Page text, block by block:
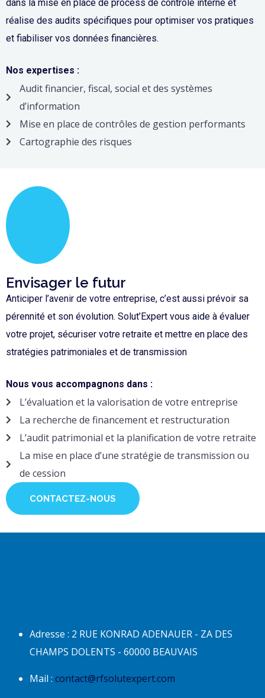
dans la mise en place de process de contrôle interne et
réalise des audits spécifiques pour optimiser vos pratiques
et fiabiliser vos données financières.
Nos expertises :
Audit financier, fiscal, social et des systèmes
d’information
Mise en place de contrôles de gestion performants
Cartographie des risques
Envisager le futur
Anticiper l’avenir de votre entreprise, c’est aussi prévoir sa
pérennité et son évolution. Solut’Expert vous aide à évaluer
votre projet, sécuriser votre retraite et mettre en place des
stratégies patrimoniales et de transmission
Nous vous accompagnons dans :
L’évaluation et la valorisation de votre entreprise
La recherche de financement et restructuration
L’audit patrimonial et la planification de votre retraite
La mise en place d’une stratégie de transmission ou
de cession
CONTACTEZ-NOUS
Adresse : 2 RUE KONRAD ADENAUER - ZA DES
CHAMPS DOLENTS - 60000 BEAUVAIS
Mail : contact@rfsolutexpert.com